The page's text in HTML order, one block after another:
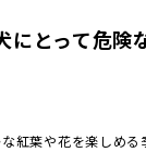
にとって危険
紅葉や花を楽しめ